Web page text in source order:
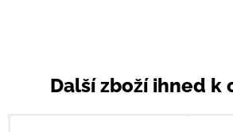
Další zboží ihned k